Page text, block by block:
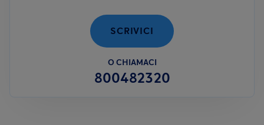
SCRIVICI
O CHIAMACI
800482320